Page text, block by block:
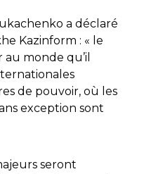
a déclaré
Kazinform : « le
monde qu’il
de pouvoir, où les
exception sont
seront